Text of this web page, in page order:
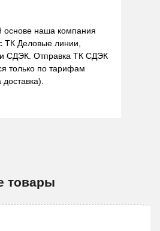
основе наша компания
ТК Деловые линии,
СДЭК. Отправка ТК СДЭК
только по тарифам
товары